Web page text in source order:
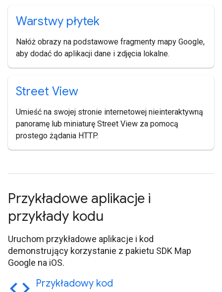
Warstwy płytek
Nałóż obrazy na podstawowe fragmenty mapy Google,
aby dodać do aplikacji dane i zdjęcia lokalne.
Street View
Umieść na swojej stronie internetowej nieinteraktywną
panoramę lub miniaturę Street View za pomocą
prostego żądania HTTP.
Przykładowe aplikacje i
przykłady kodu
Uruchom przykładowe aplikacje i kod
demonstrujący korzystanie z pakietu SDK Map
Google na iOS.
Przykładowy kod